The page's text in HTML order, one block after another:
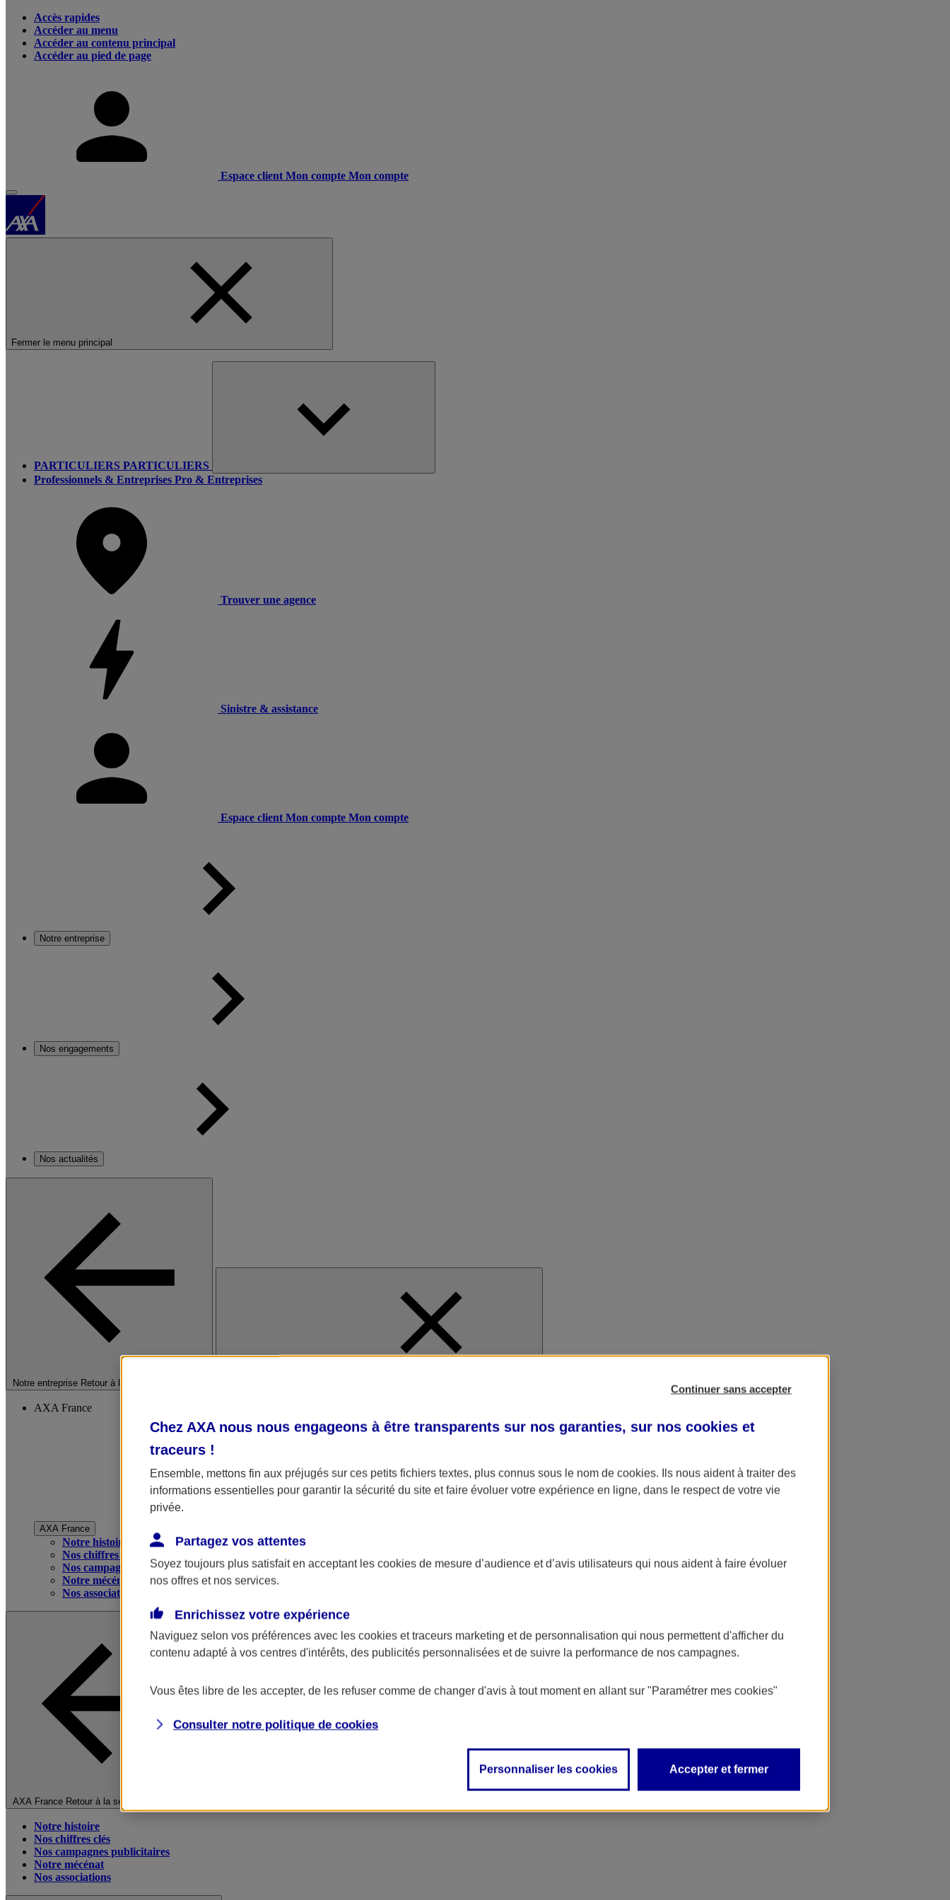
Accès rapides
Accéder au menu
Accéder au contenu principal
Accéder au pied de page
Espace client Mon compte Mon compte
Fermer le menu principal
PARTICULIERS PARTICULIERS
Professionnels & Entreprises Pro & Entreprises
Trouver une agence
Sinistre & assistance
Espace client Mon compte Mon compte
Notre entreprise
Nos engagements
Nos actualités
Notre entreprise Retour à la section précédente
AXA France
AXA France
Notre histoire
Nos chiffres clés
Nos campagnes publicitaires
Notre mécénat
Nos associations
AXA France Retour à la section précédente
Notre histoire
Nos chiffres clés
Nos campagnes publicitaires
Notre mécénat
Nos associations
Continuer sans accepter
Chez AXA nous nous engageons à être transparents sur nos garanties, sur nos cookies et
traceurs !
Ensemble, mettons fin aux préjugés sur ces petits fichiers textes, plus connus sous le nom de cookies. Ils nous aident à traiter des
informations essentielles pour garantir la sécurité du site et faire évoluer votre expérience en ligne, dans le respect de votre vie
privée.
Partagez vos attentes
Soyez toujours plus satisfait en acceptant les cookies de mesure d’audience et d’avis utilisateurs qui nous aident à faire évoluer
nos offres et nos services.
Enrichissez votre expérience
Naviguez selon vos préférences avec les cookies et traceurs marketing et de personnalisation qui nous permettent d'afficher du
contenu adapté à vos centres d'intérêts, des publicités personnalisées et de suivre la performance de nos campagnes.
Vous êtes libre de les accepter, de les refuser comme de changer d'avis à tout moment en allant sur "Paramétrer mes cookies"
Consulter notre politique de cookies
Personnaliser les cookies Accepter et fermer